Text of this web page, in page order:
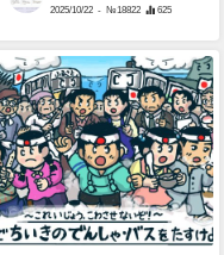
2025/10/22 - №18822 625